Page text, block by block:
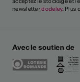
newsletterdodeley. Plus
Avec le soutien de